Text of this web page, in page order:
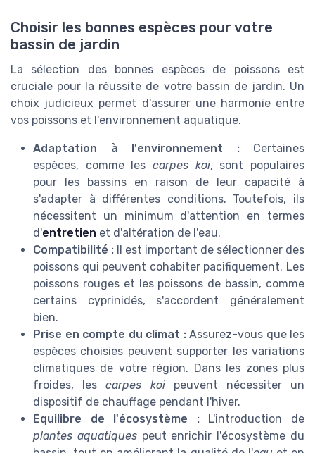
Choisir les bonnes espèces pour votre
bassin de jardin
La sélection des bonnes espèces de poissons est
cruciale pour la réussite de votre bassin de jardin. Un
choix judicieux permet d'assurer une harmonie entre
vos poissons et l'environnement aquatique.
Adaptation à l'environnement :Certaines
espèces, comme les carpes koi, sont populaires
pour les bassins en raison de leur capacité à
s'adapter à différentes conditions. Toutefois, ils
nécessitent un minimum d'attention en termes
d'entretien et d'altération de l'eau.
Compatibilité : Il est important de sélectionner des
poissons qui peuvent cohabiter pacifiquement. Les
poissons rouges et les poissons de bassin, comme
certains cyprinidés, s'accordent généralement
bien.
Prise en compte du climat :Assurez-vous que les
espèces choisies peuvent supporter les variations
climatiques de votre région. Dans les zones plus
froides, lescarpes koipeuvent nécessiter un
dispositif de chauffage pendant l'hiver.
Equilibre de l'écosystème :L'introduction de
plantes aquatiquespeut enrichir l'écosystème du